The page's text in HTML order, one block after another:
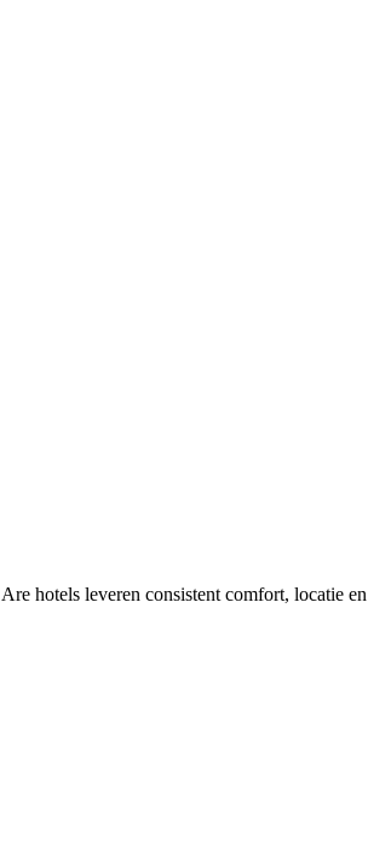
hotels leveren consistent comfort, locatie en